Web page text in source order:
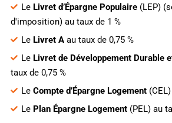
Le Livret d’Épargne Populaire(LEP)
d'imposition) au taux de 1 %
Le Livret Aau taux de 0,75 %
Le Livret de Développement Durable
taux de 0,75 %
Le Compte d’Épargne Logement(CEL)
Le Plan Épargne Logement(PEL) au